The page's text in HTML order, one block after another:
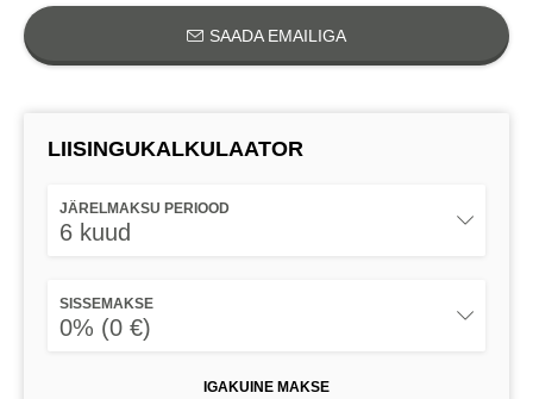
SAADA EMAILIGA
LIISINGUKALKULAATOR
JÄRELMAKSU PERIOOD
6 kuud
SISSEMAKSE
0% (0 €)
IGAKUINE MAKSE